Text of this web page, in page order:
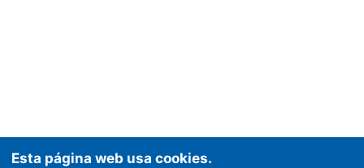
Esta página web usa cookies.